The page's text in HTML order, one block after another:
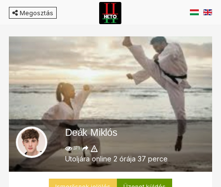
Megosztás
Deák Miklós
371
Utoljára online 2 órája 37 perce